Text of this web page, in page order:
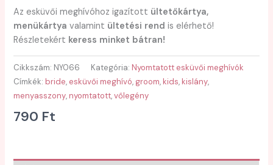
Az esküvői meghívóhoz igazított ültetőkártya,
menükártya valamint ültetési rend is elérhető!
Részletekért keress minket bátran!
Cikkszám: NY066 Kategória:Nyomtatott esküvői meghívók
Címkék:bride, esküvői meghívó, groom,kids,kislány,
menyasszony,nyomtatott,vőlegény
790 Ft